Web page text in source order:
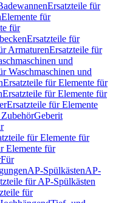
Ersatzteile für
Elemente für
für
Ersatzteile für
ArmaturenErsatzteile für
und
Waschmaschinen und
Ersatzteile für Elemente für
Ersatzteile für Elemente für
Ersatzteile für Elemente
Geberit
für Elemente für
Elemente für
Für
AP-SpülkästenAP-
für AP-Spülkästen
für